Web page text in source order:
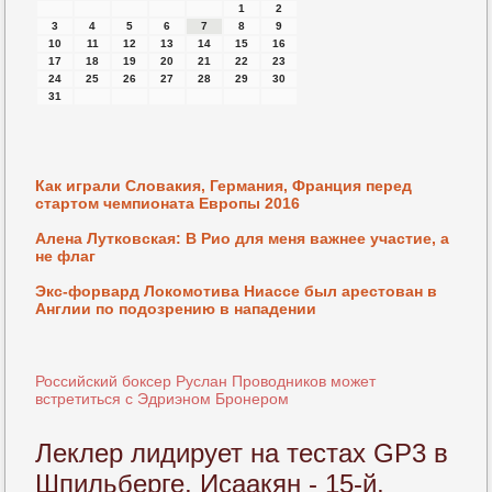
1
2
3
4 5 6 7 8
9
10
11 12 13 14 15
16
17
18 19 20 21 22
23
24
25 26 27 28 29
30
31
Как играли Словакия, Германия, Франция перед
стартом чемпионата Европы 2016
Алена Лутковская: В Рио для меня важнее участие, а
не флаг
Экс-форвард Локомотива Ниассе был арестован в
Англии по подозрению в нападении
Российский боксер Руслан Проводников может
встретиться с Эдриэном Бронером
Леклер лидирует на тестах GP3 в
Шпильберге, Исаакян - 15-й,